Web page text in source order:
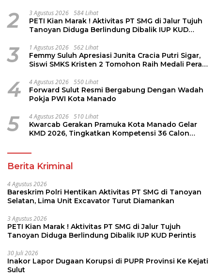
2 3 Agustus 2026 584 Lihat
PETI Kian Marak ! Aktivitas PT SMG di Jalur Tujuh
Tanoyan Diduga Berlindung Dibalik IUP KUD
3 1 Agustus 2026 562 Lihat
Femmy Suluh Apresiasi Junita Cracia Putri Sigar,
Siswi SMKS Kristen 2 Tomohon Raih Medali Perak
4 4 Agustus 2026 550 Lihat
Forward Sulut Resmi Bergabung Dengan Wadah
Pokja PWI Kota Manado
5 4 Agustus 2026 510 Lihat
Kwarcab Gerakan Pramuka Kota Manado Gelar
KMD 2026, Tingkatkan Kompetensi 36 Calon
Berita Kriminal
4 Agustus 2026
Bareskrim Polri Hentikan Aktivitas PT SMG di Tanoyan
Selatan, Lima Unit Excavator Turut Diamankan
3 Agustus 2026
PETI Kian Marak ! Aktivitas PT SMG di Jalur Tujuh
Tanoyan Diduga Berlindung Dibalik IUP KUD Perintis
30 Juli 2026
Inakor Lapor Dugaan Korupsi di PUPR Provinsi Ke Kejati
Sulut